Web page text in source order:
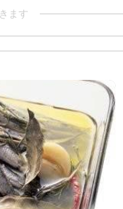
ます